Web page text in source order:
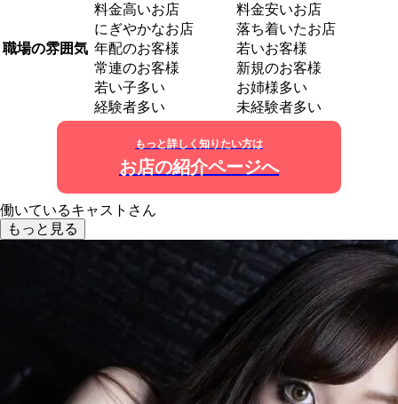
職場の雰囲気
料金高いお店
料金安いお店
にぎやかなお店
落ち着いたお店
年配のお客様
若いお客様
常連のお客様
新規のお客様
若い子多い
お姉様多い
経験者多い
未経験者多い
もっと詳しく知りたい方は
お店の紹介ページへ
働いているキャストさん
もっと見る